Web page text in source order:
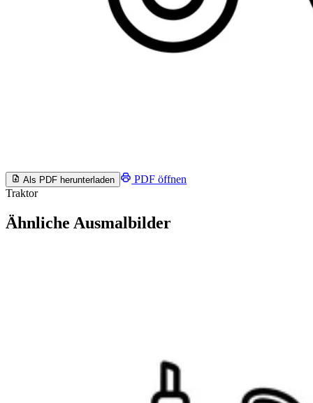
Als PDF herunterladen
PDF öffnen
Traktor
Ähnliche Ausmalbilder